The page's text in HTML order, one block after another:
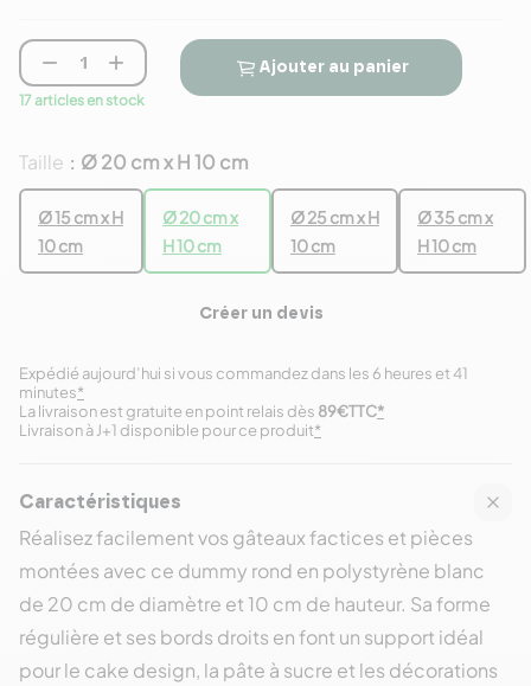
Taille : Ø 20 cm x H 10 cm
Ø 15 cm x H
10 cm
Ø 20 cm x
H 10 cm
Ø 25 cm x H
10 cm
Ø 35 cm x
H 10 cm
 
17 articles en stock
Ajouter au panier
Créer un devis
Expédié aujourd’hui si vous commandez dans les 6 heures et 41
minutes*
Livraison à J+1 disponible pour ce produit*
La livraison est gratuite en point relais dès 89€TTC*
Caractéristiques
Réalisez facilement vos gâteaux factices et pièces
montées avec ce dummy rond en polystyrène blanc
de 20 cm de diamètre et 10 cm de hauteur. Sa forme
régulière et ses bords droits en font un support idéal
pour le cake design, la pâte à sucre et les décorations